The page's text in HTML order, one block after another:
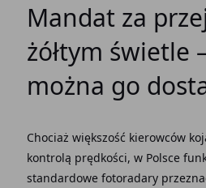
Mandat za
żółtym świetle
można go
Chociaż większość kierowców
kontrolą prędkości, w Polsce
standardowe fotoradary